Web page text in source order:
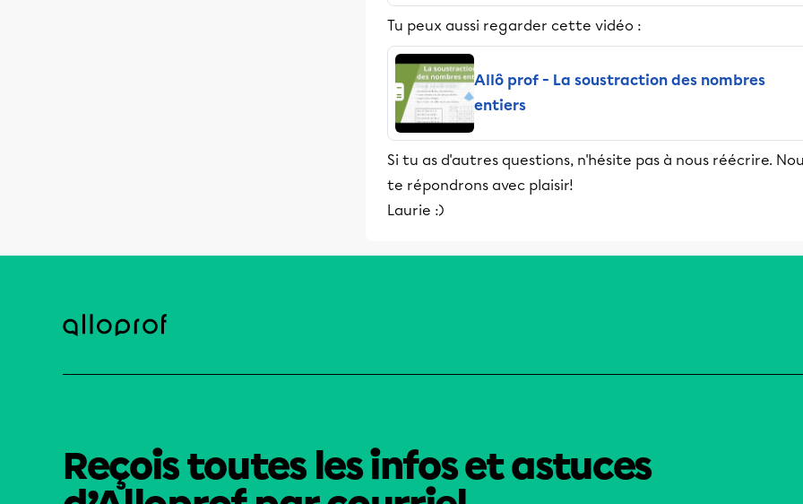
Tu peux aussi regarder cette vidéo :
Allô prof - La soustraction des nombres
entiers
Si tu as d'autres questions, n'hésite pas à nous réécrire.
te répondrons avec plaisir!
Laurie :)
Reçois toutes les infos et astuces